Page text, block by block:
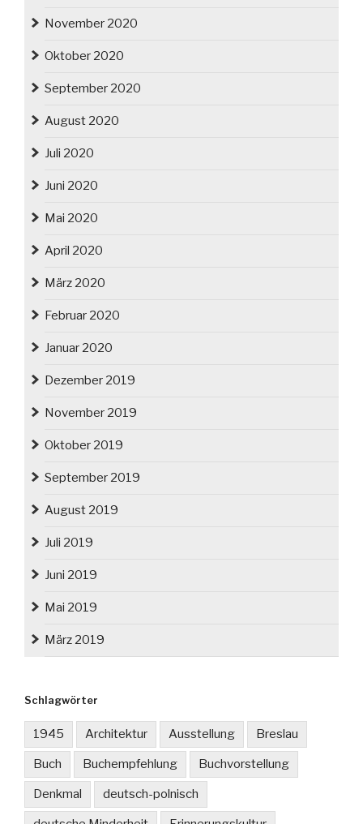
November 2020
Oktober 2020
September 2020
August 2020
Juli 2020
Juni 2020
Mai 2020
April 2020
März 2020
Februar 2020
Januar 2020
Dezember 2019
November 2019
Oktober 2019
September 2019
August 2019
Juli 2019
Juni 2019
Mai 2019
März 2019
Schlagwörter
1945 Architektur Ausstellung Breslau
Buch Buchempfehlung Buchvorstellung
Denkmal deutsch-polnisch